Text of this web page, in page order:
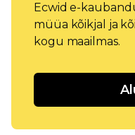
Ecwid e-
müüa kõikjal ja
kogu maailmas.